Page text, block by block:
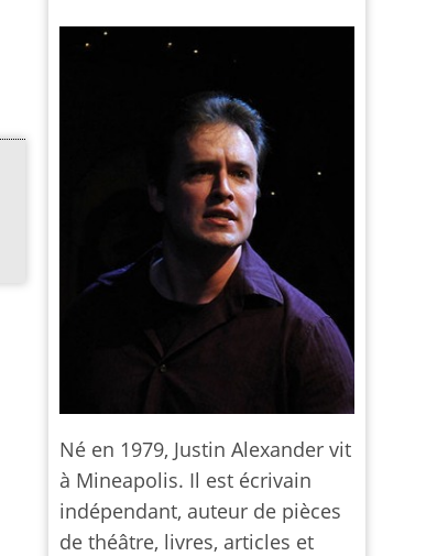
Né en 1979, Justin Alexander vit
à Mineapolis. Il est écrivain
indépendant, auteur de pièces
de théâtre, livres, articles et